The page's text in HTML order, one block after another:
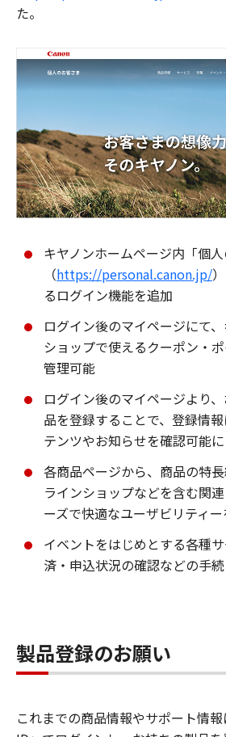
た。
キヤノンホームページ内「個
（https://personal.canon.jp/
るログイン機能を追加
ログイン後のマイページにて
ショップで使えるクーポン・
管理可能
ログイン後のマイページより
品を登録することで、登録情
テンツやお知らせを確認可能に
各商品ページから、商品の特
ラインショップなどを含む関
ーズで快適なユーザビリティ
イベントをはじめとする各種
済・申込状況の確認などの手
製品登録のお願い
これまでの商品情報やサポート情